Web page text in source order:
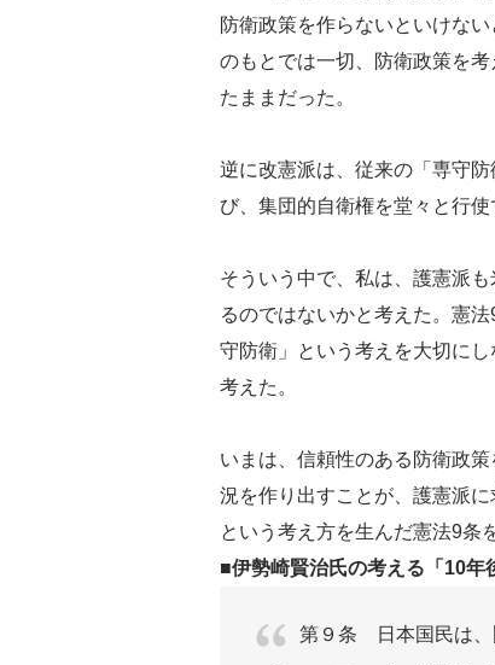
防衛政策を作らないといけな
のもとでは一切、防衛政策を
たままだった。
逆に改憲派は、従来の「専守
び、集団的自衛権を堂々と行
そういう中で、私は、護憲派
るのではないかと考えた。憲
守防衛」という考えを大切に
考えた。
いまは、信頼性のある防衛政
況を作り出すことが、護憲派
という考え方を生んだ憲法9条
■伊勢崎賢治氏の考える「10年
第９条 日本国民は、